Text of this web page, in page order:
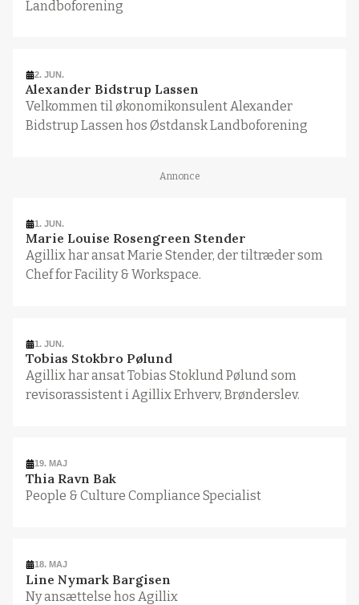
Landboforening
2. JUN.
Alexander Bidstrup Lassen
Velkommen til økonomikonsulent Alexander
Bidstrup Lassen hos Østdansk Landboforening
Annonce
1. JUN.
Marie Louise Rosengreen Stender
Agillix har ansat Marie Stender, der tiltræder som
Chef for Facility & Workspace.
1. JUN.
Tobias Stokbro Pølund
Agillix har ansat Tobias Stoklund Pølund som
revisorassistent i Agillix Erhverv, Brønderslev.
19. MAJ
Thia Ravn Bak
People & Culture Compliance Specialist
18. MAJ
Line Nymark Bargisen
Ny ansættelse hos Agillix